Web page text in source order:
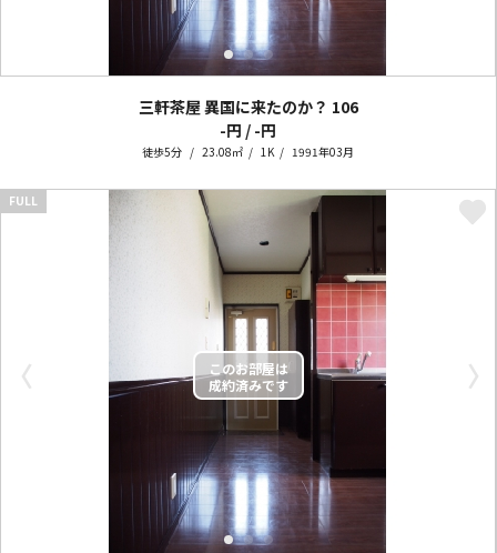
三軒茶屋 異国に来たのか？ 106
-円 / -円
徒歩5分 23.08㎡ 1K 1991年03月
〈 〉
FULL